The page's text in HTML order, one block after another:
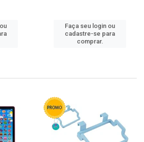
Faça seu login ou
cadastre-se para
comprar.